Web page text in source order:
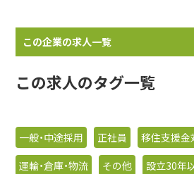
この企業の求人一覧
この求人のタグ一覧
一般・中途採用 正社員
移住支援金
運輸・倉庫・物流
その他
設立30年